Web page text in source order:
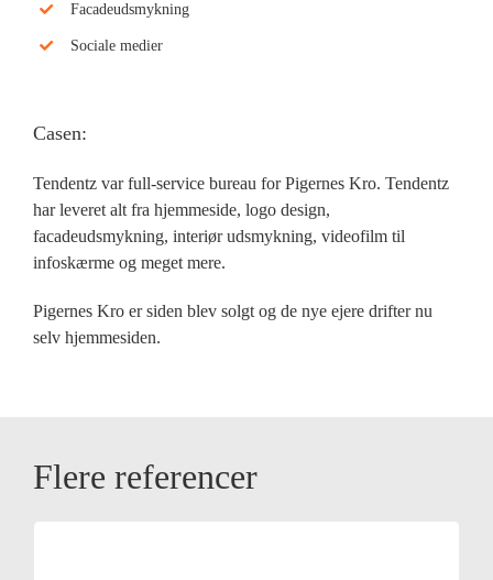
Facadeudsmykning
Sociale medier
Casen:
Tendentz var full-service bureau for Pigernes Kro. Tendentz
har leveret alt fra hjemmeside, logo design,
facadeudsmykning, interiør udsmykning, videofilm til
infoskærme og meget mere.
Pigernes Kro er siden blev solgt og de nye ejere drifter nu
selv hjemmesiden.
Flere referencer